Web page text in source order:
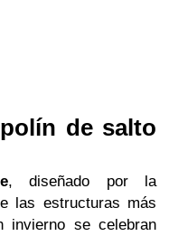
de salto
, diseñado por la
las estructuras más
invierno se celebran